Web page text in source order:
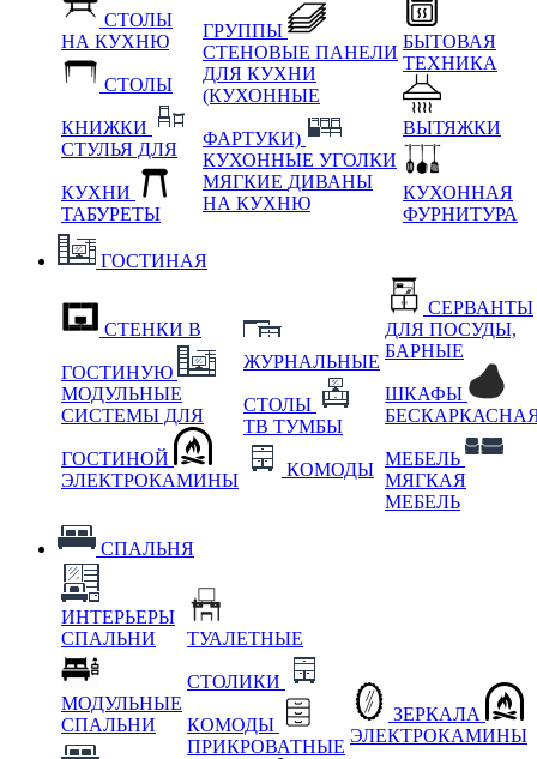
СТОЛЫ
НА КУХНЮ
СТОЛЫ
КНИЖКИ
СТУЛЬЯ ДЛЯ
КУХНИ
ТАБУРЕТЫ
ГРУППЫ
СТЕНОВЫЕ ПАНЕЛИ
ДЛЯ КУХНИ
(КУХОННЫЕ
ФАРТУКИ)
КУХОННЫЕ УГОЛКИ
МЯГКИЕ ДИВАНЫ
НА КУХНЮ
БЫТОВАЯ
ТЕХНИКА
ВЫТЯЖКИ
КУХОННАЯ
ФУРНИТУРА
ГОСТИНАЯ
СТЕНКИ В
ГОСТИНУЮ
МОДУЛЬНЫЕ
СИСТЕМЫ ДЛЯ
ГОСТИНОЙ
ЭЛЕКТРОКАМИНЫ
ЖУРНАЛЬНЫЕ
СТОЛЫ
ТВ ТУМБЫ
КОМОДЫ
СЕРВАНТЫ
ДЛЯ ПОСУДЫ,
БАРНЫЕ
ШКАФЫ
МЕБЕЛЬ
МЯГКАЯ
МЕБЕЛЬ
СПАЛЬНЯ
ИНТЕРЬЕРЫ
СПАЛЬНИ
МОДУЛЬНЫЕ
СПАЛЬНИ
ТУАЛЕТНЫЕ
СТОЛИКИ
КОМОДЫ
ПРИКРОВАТНЫЕ
ЗЕРКАЛА
ЭЛЕКТРОКАМИНЫ